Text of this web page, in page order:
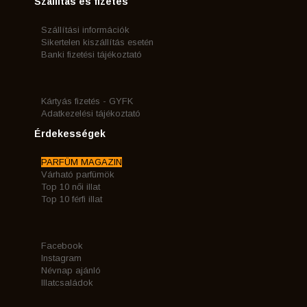
Szállítási információk
Sikertelen kiszállítás esetén
Banki fizetési tájékoztató
Kártyás fizetés - GYFK
Adatkezelési tájékoztató
Érdekességek
PARFÜM MAGAZIN
Várható parfümök
Top 10 női illat
Top 10 férfi illat
Facebook
Instagram
Névnap ajánló
Illatcsaládok